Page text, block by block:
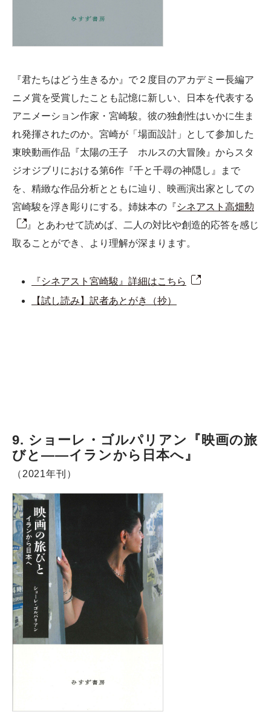
『君たちはどう生きるか』で２度目のアカデミー長編ア
ニメ賞を受賞したことも記憶に新しい、日本を代表する
アニメーション作家・宮崎駿。彼の独創性はいかに生ま
れ発揮されたのか。宮崎が「場面設計」として参加した
東映動画作品『太陽の王子 ホルスの大冒険』からスタ
ジオジブリにおける第6作『千と千尋の神隠し』まで
を、精緻な作品分析とともに辿り、映画演出家としての
宮崎駿を浮き彫りにする。姉妹本の『シネアスト高畑勲
』とあわせて読めば、二人の対比や創造的応答を感じ
取ることができ、より理解が深まります。
『シネアスト宮崎駿』詳細はこちら
【試し読み】訳者あとがき（抄）
9. ショーレ・ゴルパリアン『映画の旅
びと――イランから日本へ』
（2021年刊）